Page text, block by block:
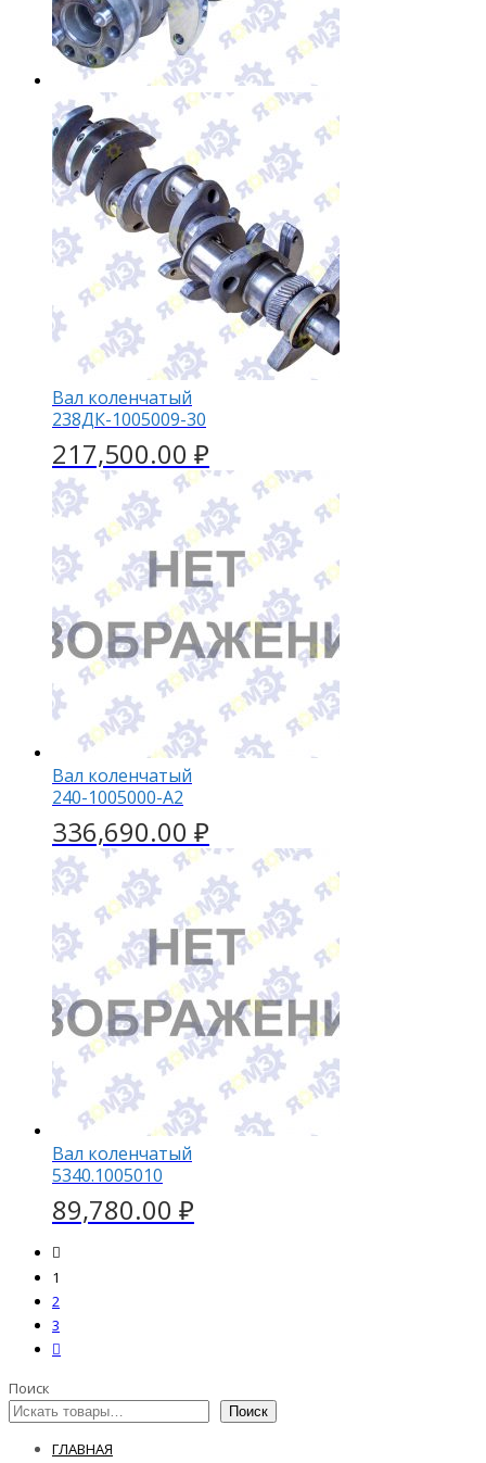
Вал коленчатый
238ДК-1005009-30
217,500.00 ₽
Вал коленчатый
240-1005000-А2
336,690.00 ₽
Вал коленчатый
5340.1005010
89,780.00 ₽
1
2
3
Поиск
Поиск
ГЛАВНАЯ